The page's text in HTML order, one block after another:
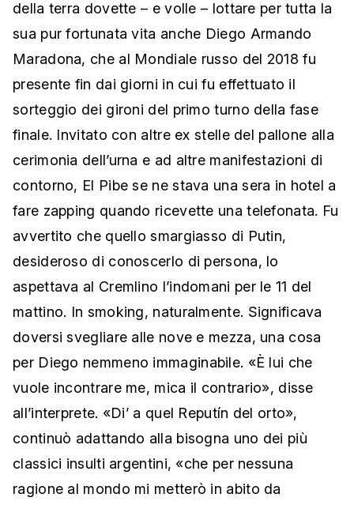
della terra dovette – e volle – lottare per tutta la
sua pur fortunata vita anche Diego Armando
Maradona, che al Mondiale russo del 2018 fu
presente fin dai giorni in cui fu effettuato il
sorteggio dei gironi del primo turno della fase
finale. Invitato con altre ex stelle del pallone alla
cerimonia dell’urna e ad altre manifestazioni di
contorno, El Pibe se ne stava una sera in hotel a
fare zapping quando ricevette una telefonata. Fu
avvertito che quello smargiasso di Putin,
desideroso di conoscerlo di persona, lo
aspettava al Cremlino l’indomani per le 11 del
mattino. In smoking, naturalmente. Significava
doversi svegliare alle nove e mezza, una cosa
per Diego nemmeno immaginabile. «È lui che
vuole incontrare me, mica il contrario», disse
all’interprete. «Di’ a quel Reputín del orto»,
continuò adattando alla bisogna uno dei più
classici insulti argentini, «che per nessuna
ragione al mondo mi metterò in abito da